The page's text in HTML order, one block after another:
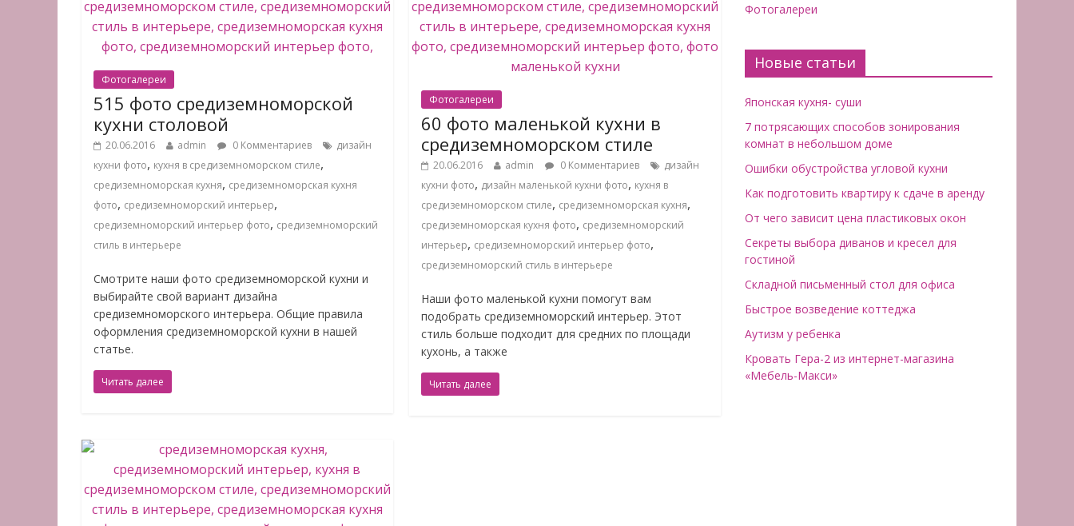
Фотогалереи
515 фото средиземноморской
кухни столовой
20.06.2016 admin 0 Комментариев
дизайн
кухни фото, кухня в средиземноморском стиле,
средиземноморская кухня, средиземноморская кухня
фото, средиземноморский интерьер,
средиземноморский интерьер фото, средиземноморский
стиль в интерьере
Смотрите наши фото средиземноморской кухни и
выбирайте свой вариант дизайна
средиземноморского интерьера. Общие правила
оформления средиземноморской кухни в нашей
статье.
Читать далее
Фотогалереи
60 фото маленькой кухни в
средиземноморском стиле
20.06.2016 admin 0 Комментариев
дизайн
кухни фото, дизайн маленькой кухни фото, кухня в
средиземноморском стиле, средиземноморская кухня,
средиземноморская кухня фото, средиземноморский
интерьер, средиземноморский интерьер фото,
средиземноморский стиль в интерьере
Наши фото маленькой кухни помогут вам
подобрать средиземноморский интерьер. Этот
стиль больше подходит для средних по площади
кухонь, а также
Читать далее
Фотогалереи
Новые статьи
Японская кухня- суши
7 потрясающих способов зонирования
комнат в небольшом доме
Ошибки обустройства угловой кухни
Как подготовить квартиру к сдаче в аренду
От чего зависит цена пластиковых окон
Секреты выбора диванов и кресел для
гостиной
Складной письменный стол для офиса
Быстрое возведение коттеджа
Аутизм у ребенка
Кровать Гера-2 из интернет-магазина
«Мебель-Макси»